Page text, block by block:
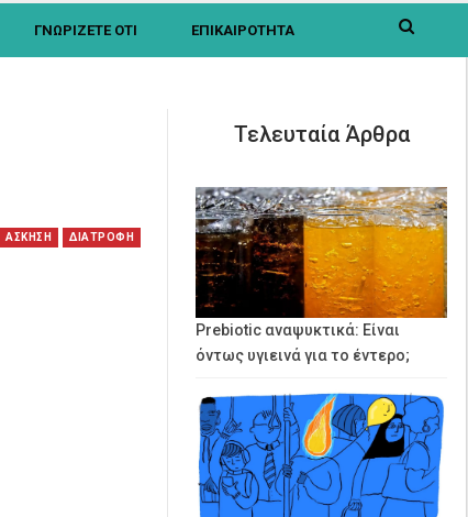
ΓΝΩΡΙΖΕΤΕ ΟΤΙ ΕΠΙΚΑΙΡΟΤΗΤΑ
ΑΣΚΗΣΗ ΔΙΑΤΡΟΦΗ
Τελευταία Άρθρα
Prebiotic αναψυκτικά: Είναι
όντως υγιεινά για το έντερο;